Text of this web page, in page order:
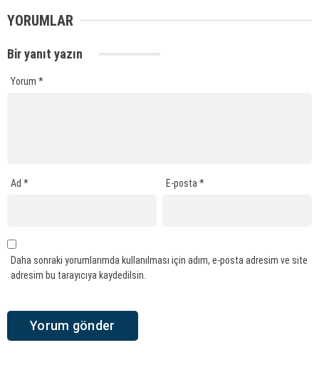
YORUMLAR
Bir yanıt yazın
Yorum *
Ad * E-posta*
Daha sonraki yorumlarımda kullanılması için adım, e-posta adresim ve site
adresim bu tarayıcıya kaydedilsin.